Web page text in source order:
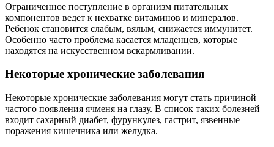
Ограниченное поступление в организм питательных
компонентов ведет к нехватке витаминов и минералов.
Ребенок становится слабым, вялым, снижается иммунитет.
Особенно часто проблема касается младенцев, которые
находятся на искусственном вскармливании.
Некоторые хронические заболевания
Некоторые хронические заболевания могут стать причиной
частого появления ячменя на глазу. В список таких болезней
входит сахарный диабет, фурункулез, гастрит, язвенные
поражения кишечника или желудка.